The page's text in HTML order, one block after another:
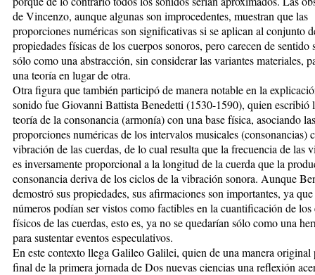
de Vincenzo, aunque algunas son improcedentes, muestran que las
proporciones numéricas son significativas si se aplican al conjunto
propiedades físicas de los cuerpos sonoros, pero carecen de sentido
sólo como una abstracción, sin considerar las variantes materiales,
una teoría en lugar de otra.
Otra figura que también participó de manera notable en la
sonido fue Giovanni Battista Benedetti (1530-1590), quien escribió
teoría de la consonancia (armonía) con una base física, asociando las
proporciones numéricas de los intervalos musicales (consonancias)
vibración de las cuerdas, de lo cual resulta que la frecuencia de las
es inversamente proporcional a la longitud de la cuerda que la
consonancia deriva de los ciclos de la vibración sonora. Aunque
demostró sus propiedades, sus afirmaciones son importantes, ya
números podían ser vistos como factibles en la cuantificación de los
físicos de las cuerdas, esto es, ya no se quedarían sólo como una
para sustentar eventos especulativos.
En este contexto llega Galileo Galilei, quien de una manera original
final de la primera jornada de Dos nuevas ciencias una reflexión